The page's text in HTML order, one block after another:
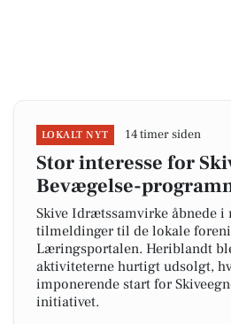
LOKALT NYT 14 timer siden
Stor interesse for
Bevægelse-
Skive Idrætssamvirke åbnede i
tilmeldinger til de lokale
Læringsportalen. Heriblandt
aktiviteterne hurtigt udsolgt,
imponerende start for
initiativet.